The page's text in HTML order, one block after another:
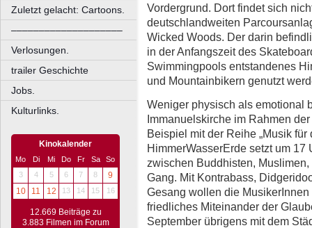
Zuletzt gelacht: Cartoons.
––––––––––––––––––––
Verlosungen.
trailer Geschichte
Jobs.
Kulturlinks.
Kinokalender
Mo Di Mi Do Fr Sa
So
3
4 5 6 7 8
9
10
11 12 13 14 15 16
12.669 Beiträge zu
3.883 Filmen im Forum
Vordergrund. Dort findet sich
deutschlandweiten
Wicked Woods. Der darin
in der Anfangszeit des
Swimmingpools entstandenes
und Mountainbikern genutzt
Weniger physisch als emotional
Immanuelskirche im Rahmen
Beispiel mit der Reihe „Musik für
HimmerWasserErde setzt um
zwischen Buddhisten,
Gang. Mit Kontrabass,
Gesang wollen die
friedliches Miteinander der
September übrigens mit dem